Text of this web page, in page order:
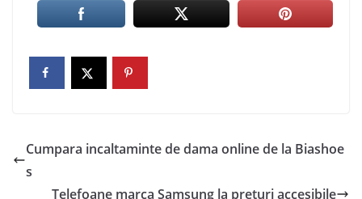
Cumpara incaltaminte de dama online de la Biashoe
s
Telefoane marca Samsung la preturi accesibile